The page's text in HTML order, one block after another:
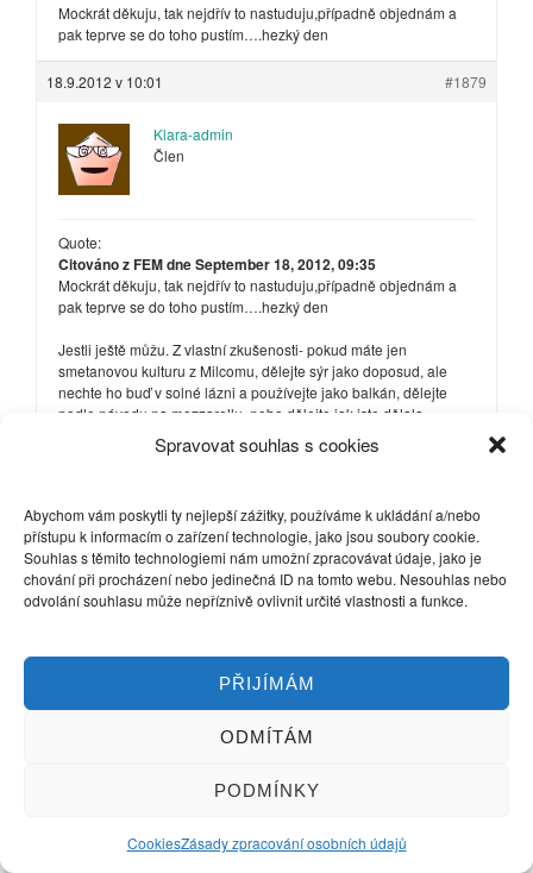
Spravovat souhlas s cookies
Abychom vám poskytli ty nejlepší zážitky, používáme k ukládání a/nebo
přístupu k informacím o zařízení technologie, jako jsou soubory cookie.
Souhlas s těmito technologiemi nám umožní zpracovávat údaje, jako je
chování při procházení nebo jedinečná ID na tomto webu. Nesouhlas nebo
odvolání souhlasu může nepříznivě ovlivnit určité vlastnosti a funkce.
PŘIJÍMÁM
ODMÍTÁM
PODMÍNKY
CookiesZásady zpracování osobních údajů
Mockrát děkuju, tak nejdřív to nastuduju,případně objednám a
pak teprve se do toho pustím….hezký den
18.9.2012 v 10:01 #1879
Klara-admin
Člen
Quote:
Citováno z FEM dne September 18, 2012, 09:35
Mockrát děkuju, tak nejdřív to nastuduju,případně objednám a
pak teprve se do toho pustím….hezký den
Jestli ještě můžu. Z vlastní zkušenosti- pokud máte jen
smetanovou kulturu z Milcomu, dělejte sýr jako doposud, ale
nechte ho buď v solné lázni a používejte jako balkán, dělejte
podle návodu na mozzarellu, nebo dělejte jak jste dělala
doposud, ale na snězení dříve. V tom případě je třeba přesně
vychytat syřidlo, aby sýr nevrzal mezi zuby a nebyl moc tvrdý, ale
má výborný čerstvý polotvrdý sýr. Není zatím dostupná, napsala
jsem jí a až mi napíše, napíšu vám přesné míry syřidla na kolik
litrů. To je sýr, který ona používá jako čerstvý i na chleba, je ke
krájení a strouhání, ale není vyzrálý, žlutý. Abyste mohla ve
vašich podmínkách dělat i do té doby, než si nastudujete o
Navíc, pokud máte možnost nějaké provizorní udírny, tyto čerstvé
sýry jsou vynikající uzené.
"Bože, dej mi prosím trochu trpělivosti, ale Bože prosím tě hned!"
Klara-admin